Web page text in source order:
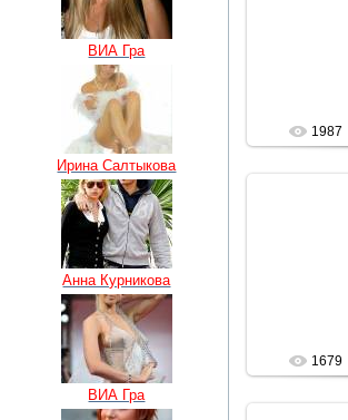
ВИА Гра
Ирина Салтыкова
Анна Курникова
ВИА Гра
1987
1679